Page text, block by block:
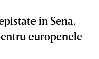
în Sena.
europenele